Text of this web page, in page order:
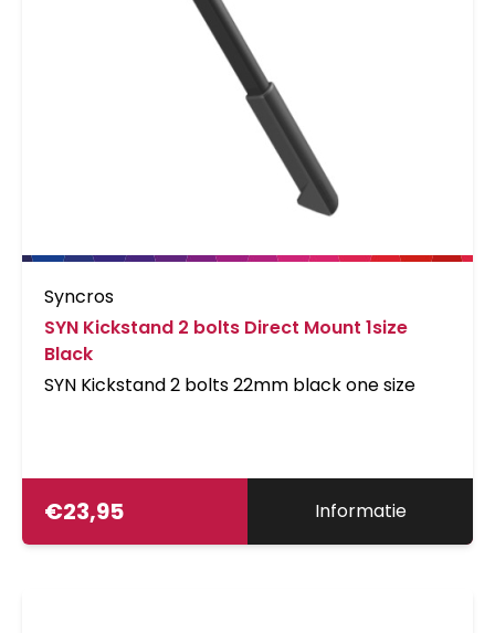
Syncros
SYN Kickstand 2 bolts Direct Mount 1size
Black
SYN Kickstand 2 bolts 22mm black one size
€23,95 Informatie